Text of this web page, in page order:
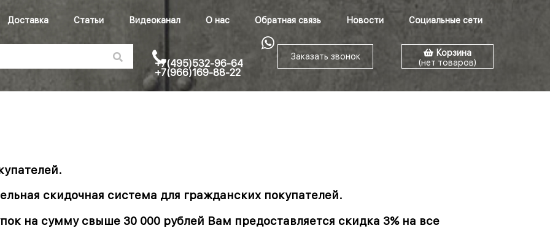
Доставка Статьи Видеоканал О нас Обратная связь Новости Социальные сети
+7(495)532-96-64
+7(966)169-88-22
Заказать звонок
Корзина
(нет товаров)
скидочная система для гражданских покупателей.
на сумму свыше 30 000 рублей Вам предоставляется скидка 3% на все